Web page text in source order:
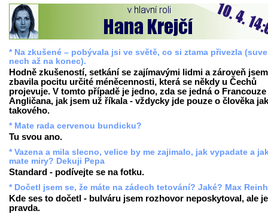
* Na zkušené – pobývala jsi ve světě, co si ztama přivezla
nech až na konec).
Hodně zkušeností, setkání se zajímavými lidmi a zároveň
zbavila pocitu určité méněcennosti, která se někdy u Čechů
projevuje. V tomto případě je jedno, zda se jedná o Francouze
Angličana, jak jsem už říkala - vždycky jde pouze o člověka
takového.
* Mate rada cervenou bundicku?
Tu svou ano.
* Vazena a mila slecno, velice by me zajimalo, jak vypadate a
mate miry? Dekuji Pepa
Standard - podívejte se na fotku.
* Dočetl jsem se, že máte na zádech tetování? Jaké? Max
Kde ses to dočetl - bulváru jsem rozhovor neposkytoval, ale
pravda.